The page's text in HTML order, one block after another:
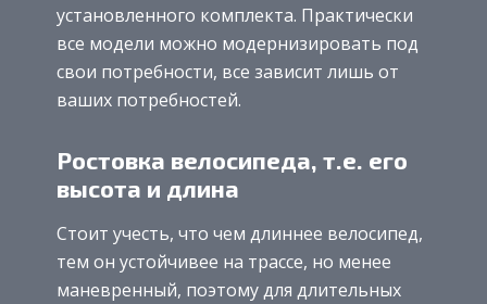
установленного комплекта. Практически
все модели можно модернизировать под
свои потребности, все зависит лишь от
ваших потребностей.
Ростовка велосипеда, т.е. его
высота и длина
Стоит учесть, что чем длиннее велосипед,
тем он устойчивее на трассе, но менее
маневренный, поэтому для длительных